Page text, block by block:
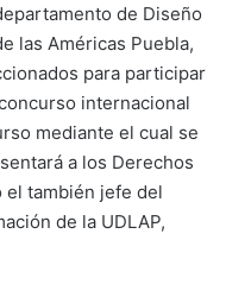
de Diseño
las Américas Puebla,
para participar
internacional
mediante el cual se
a los Derechos
el también jefe del
de la UDLAP,